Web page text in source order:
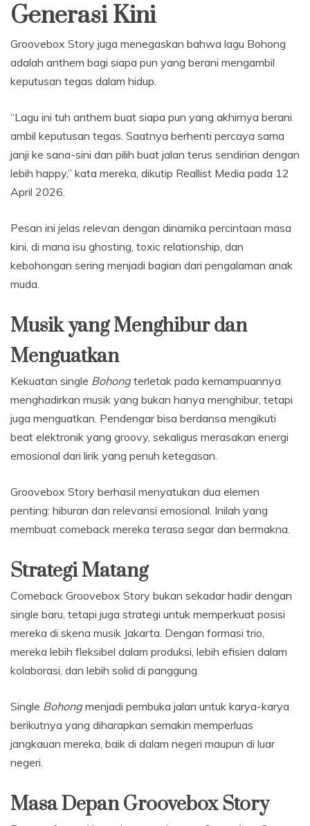
Generasi Kini
Groovebox Story juga menegaskan bahwa lagu Bohong
adalah anthem bagi siapa pun yang berani mengambil
keputusan tegas dalam hidup.
“Lagu ini tuh anthem buat siapa pun yang akhirnya berani
ambil keputusan tegas. Saatnya berhenti percaya sama
janji ke sana-sini dan pilih buat jalan terus sendirian dengan
lebih happy,” kata mereka, dikutip Reallist Media pada 12
April 2026.
Pesan ini jelas relevan dengan dinamika percintaan masa
kini, di mana isu ghosting, toxic relationship, dan
kebohongan sering menjadi bagian dari pengalaman anak
muda.
Musik yang Menghibur dan
Menguatkan
Kekuatan single Bohongterletak pada kemampuannya
menghadirkan musik yang bukan hanya menghibur, tetapi
juga menguatkan. Pendengar bisa berdansa mengikuti
beat elektronik yang groovy, sekaligus merasakan energi
emosional dari lirik yang penuh ketegasan.
Groovebox Story berhasil menyatukan dua elemen
penting: hiburan dan relevansi emosional. Inilah yang
membuat comeback mereka terasa segar dan bermakna.
Strategi Matang
Comeback Groovebox Story bukan sekadar hadir dengan
single baru, tetapi juga strategi untuk memperkuat posisi
mereka di skena musik Jakarta. Dengan formasi trio,
mereka lebih fleksibel dalam produksi, lebih efisien dalam
kolaborasi, dan lebih solid di panggung.
Single Bohongmenjadi pembuka jalan untuk karya-karya
berikutnya yang diharapkan semakin memperluas
jangkauan mereka, baik di dalam negeri maupun di luar
negeri.
Masa Depan Groovebox Story